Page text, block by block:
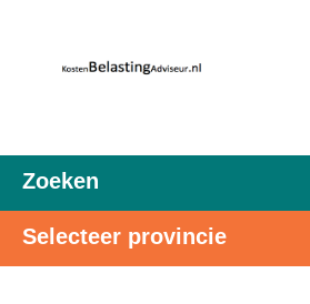
Zoeken
Selecteer provincie